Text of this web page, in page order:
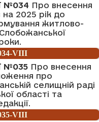
№034 Про внесення
2025 рік до
житлово-
VIII
№035 Про внесення
про
селищній раді
області та
VIII